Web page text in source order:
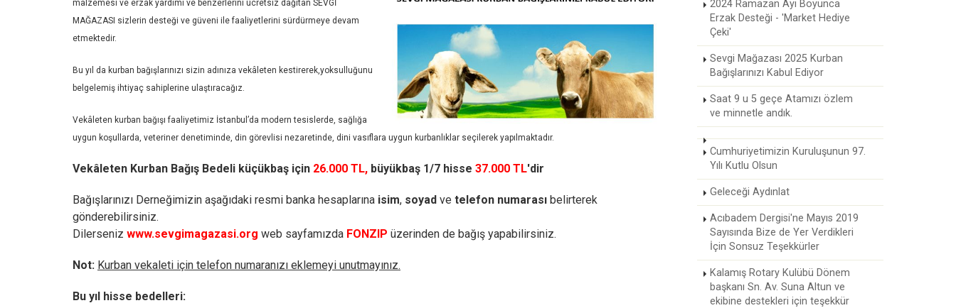
malzemesi ve erzak yardımı ve benzerlerini ücretsiz dağıtan SEVGİ
MAĞAZASI sizlerin desteği ve güveni ile faaliyetlerini sürdürmeye devam
etmektedir.
Bu yıl da kurban bağışlarınızı sizin adınıza vekâleten kestirerek,yoksulluğunu
belgelemiş ihtiyaç sahiplerine ulaştıracağız.
Vekâleten kurban bağışı faaliyetimiz İstanbul’da modern tesislerde, sağlığa
uygun koşullarda, veteriner denetiminde, din görevlisi nezaretinde, dini vasıflara uygun kurbanlıklar seçilerek yapılmaktadır.
Vekâleten Kurban Bağış Bedeli küçükbaş için 26.000 TL, büyükbaş 1/7 hisse 37.000 TL'dir
Bağışlarınızı Derneğimizin aşağıdaki resmi banka hesaplarına isim, soyad ve telefon numarası belirterek
gönderebilirsiniz.
Dilerseniz www.sevgimagazasi.org web sayfamızda FONZIP üzerinden de bağış yapabilirsiniz.
Not: Kurban vekaleti için telefon numaranızı eklemeyi unutmayınız.
Bu yıl hisse bedelleri:
2024 Ramazan Ayı Boyunca
Erzak Desteği - 'Market Hediye
Çeki'
Sevgi Mağazası 2025 Kurban
Bağışlarınızı Kabul Ediyor
Saat 9 u 5 geçe Atamızı özlem
ve minnetle andık.
Cumhuriyetimizin Kuruluşunun 97.
Yılı Kutlu Olsun
Geleceği Aydınlat
Acıbadem Dergisi'ne Mayıs 2019
Sayısında Bize de Yer Verdikleri
İçin Sonsuz Teşekkürler
Kalamış Rotary Kulübü Dönem
başkanı Sn. Av. Suna Altun ve
ekibine destekleri için teşekkür